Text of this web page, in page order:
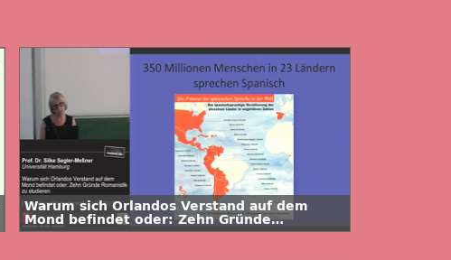
Warum sich Orlandos Verstand auf dem
Mond befindet oder: Zehn Gründe
Romanistik zu studieren